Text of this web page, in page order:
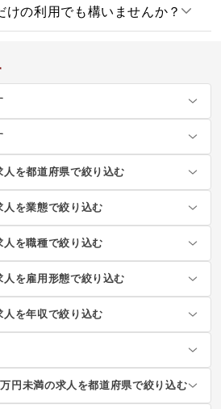
けの利用でも構いませんか？
を都道府県で絞り込む
を業態で絞り込む
を職種で絞り込む
を雇用形態で絞り込む
を年収で絞り込む
未満の求人を都道府県で絞り込む